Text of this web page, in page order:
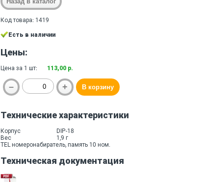
Код товара: 1419
Есть в наличии
Цены:
Цена за 1 шт: 113,00 р.
Технические характеристики
Корпус
DIP-18
Вес
1,9 г
TEL номеронабиратель, память 10 ном.
Техническая документация